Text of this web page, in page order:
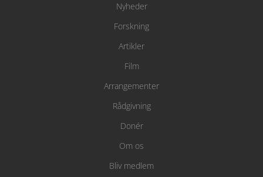
Nyheder
Forskning
Artikler
Film
Arrangementer
Rådgivning
Donér
Om os
Bliv medlem